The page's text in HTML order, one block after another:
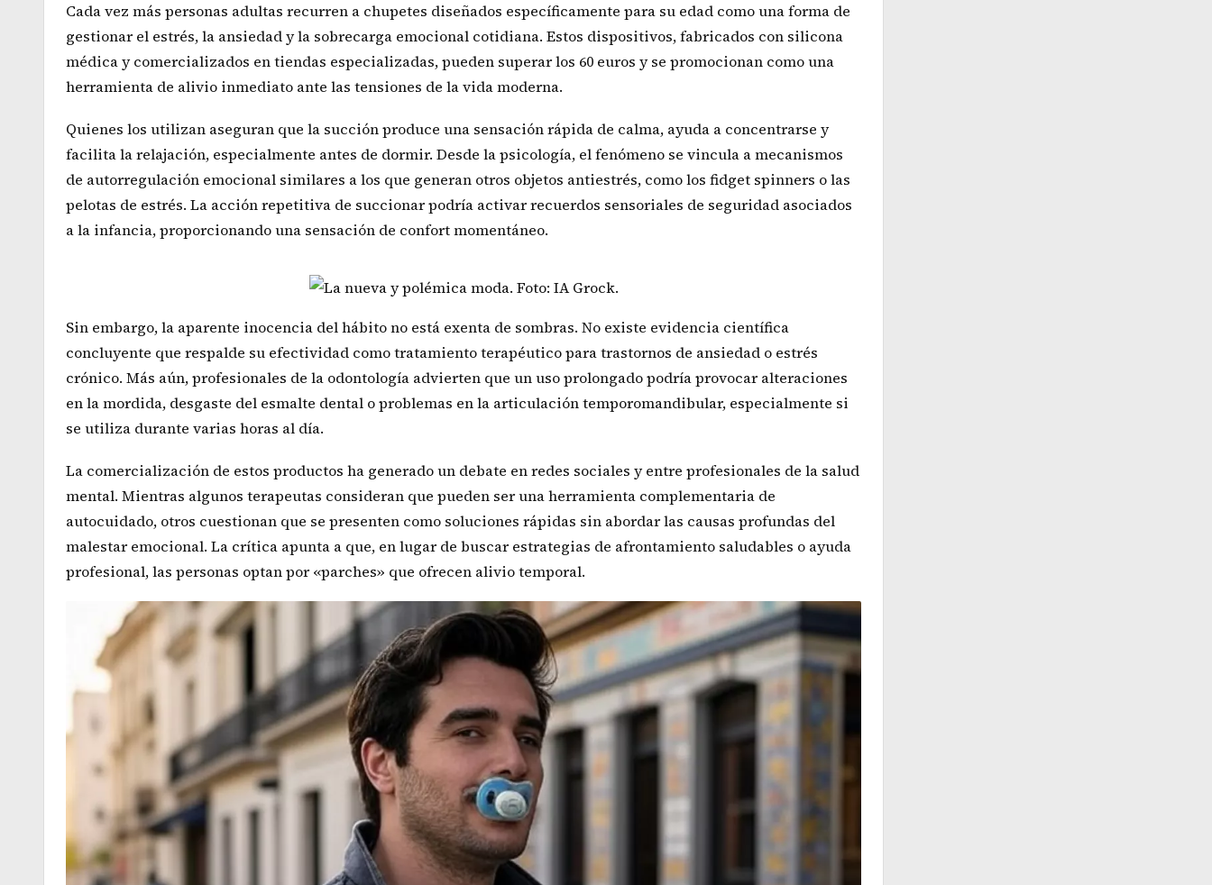
Cada vez más personas adultas recurren a chupetes diseñados específicamente para su edad como una forma de
gestionar el estrés, la ansiedad y la sobrecarga emocional cotidiana. Estos dispositivos, fabricados con silicona
médica y comercializados en tiendas especializadas, pueden superar los 60 euros y se promocionan como una
herramienta de alivio inmediato ante las tensiones de la vida moderna.
Quienes los utilizan aseguran que la succión produce una sensación rápida de calma, ayuda a concentrarse y
facilita la relajación, especialmente antes de dormir. Desde la psicología, el fenómeno se vincula a mecanismos
de autorregulación emocional similares a los que generan otros objetos antiestrés, como los fidget spinners o las
pelotas de estrés. La acción repetitiva de succionar podría activar recuerdos sensoriales de seguridad asociados
a la infancia, proporcionando una sensación de confort momentáneo.
Sin embargo, la aparente inocencia del hábito no está exenta de sombras. No existe evidencia científica
concluyente que respalde su efectividad como tratamiento terapéutico para trastornos de ansiedad o estrés
crónico. Más aún, profesionales de la odontología advierten que un uso prolongado podría provocar alteraciones
en la mordida, desgaste del esmalte dental o problemas en la articulación temporomandibular, especialmente si
se utiliza durante varias horas al día.
La comercialización de estos productos ha generado un debate en redes sociales y entre profesionales de la salud
mental. Mientras algunos terapeutas consideran que pueden ser una herramienta complementaria de
autocuidado, otros cuestionan que se presenten como soluciones rápidas sin abordar las causas profundas del
malestar emocional. La crítica apunta a que, en lugar de buscar estrategias de afrontamiento saludables o ayuda
profesional, las personas optan por «parches» que ofrecen alivio temporal.